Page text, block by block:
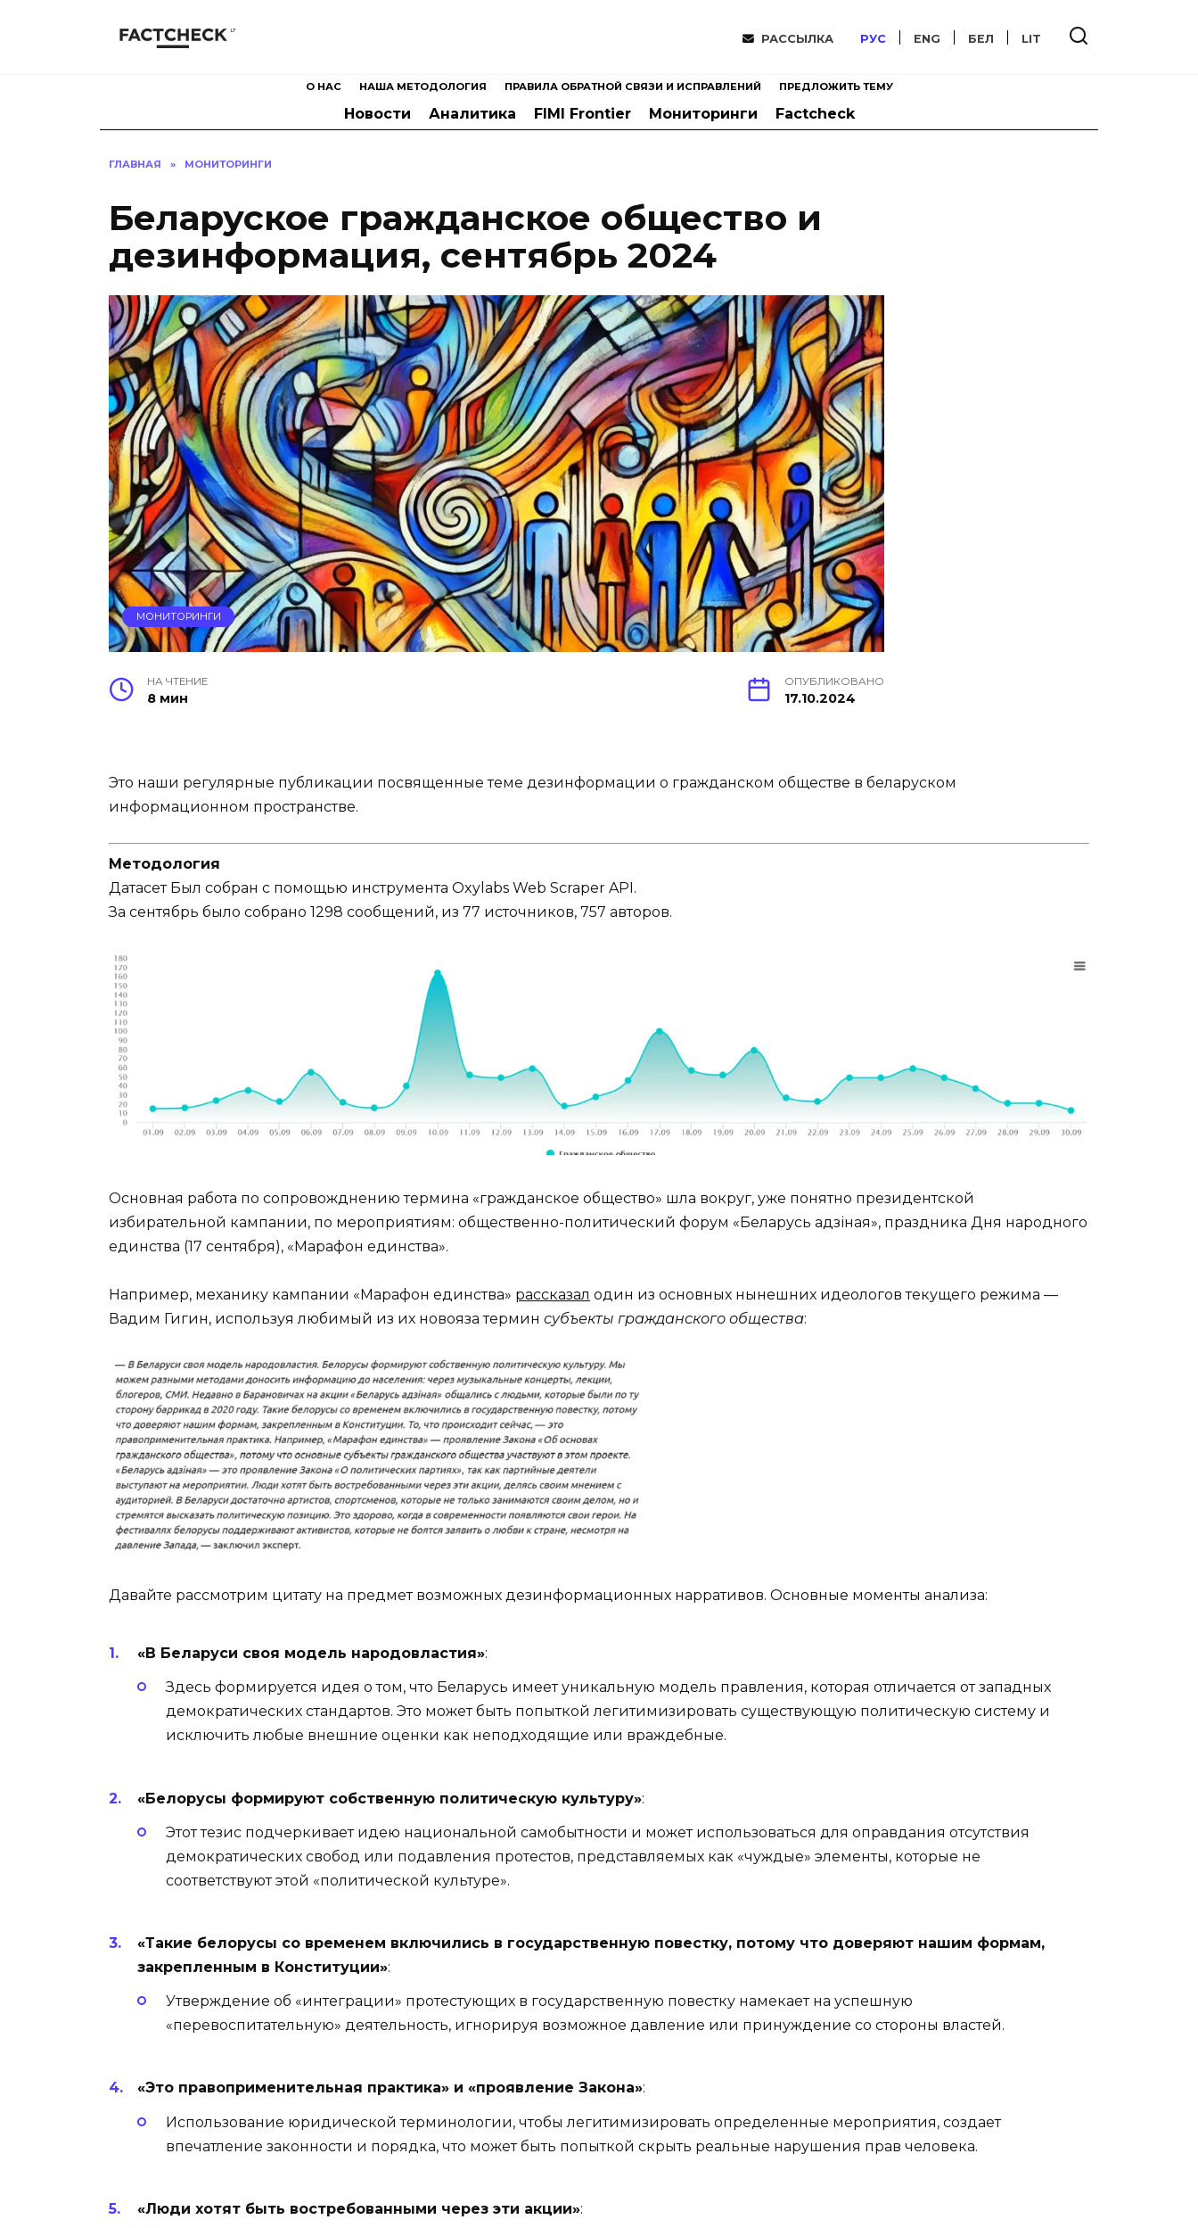
РАССЫЛКА РУС ENG БЕЛ LIT
О НАС НАША МЕТОДОЛОГИЯ ПРАВИЛА ОБРАТНОЙ СВЯЗИ И ИСПРАВЛЕНИЙ ПРЕДЛОЖИТЬ ТЕМУ
Новости Аналитика FIMI Frontier Мониторинги Factcheck
ГЛАВНАЯ » МОНИТОРИНГИ
Беларуское гражданское общество и
дезинформация, сентябрь 2024
МОНИТОРИНГИ
НА ЧТЕНИЕ
8 мин
ОПУБЛИКОВАНО
17.10.2024
Это наши регулярные публикации посвященные теме дезинформации о гражданском обществе в беларуском
информационном пространстве.
Методология
Датасет Был собран с помощью инструмента Oxylabs Web Scraper API.
За сентябрь было собрано 1298 сообщений, из 77 источников, 757 авторов.
Основная работа по сопровожднению термина «гражданское общество» шла вокруг, уже понятно президентской
избирательной кампании, по мероприятиям: общественно-политический форум «Беларусь адзіная», праздника Дня народного
единства (17 сентября), «Марафон единства».
Например, механику кампании «Марафон единства» рассказал один из основных нынешних идеологов текущего режима —
Вадим Гигин, используя любимый из их новояза термин субъекты гражданского общества:
Давайте рассмотрим цитату на предмет возможных дезинформационных нарративов. Основные моменты анализа:
«В Беларуси своя модель народовластия»:
Здесь формируется идея о том, что Беларусь имеет уникальную модель правления, которая отличается от западных
демократических стандартов. Это может быть попыткой легитимизировать существующую политическую систему и
исключить любые внешние оценки как неподходящие или враждебные.
«Белорусы формируют собственную политическую культуру»:
Этот тезис подчеркивает идею национальной самобытности и может использоваться для оправдания отсутствия
демократических свобод или подавления протестов, представляемых как «чуждые» элементы, которые не
соответствуют этой «политической культуре».
«Такие белорусы со временем включились в государственную повестку, потому что доверяют нашим формам,
закрепленным в Конституции»:
Утверждение об «интеграции» протестующих в государственную повестку намекает на успешную
«перевоспитательную» деятельность, игнорируя возможное давление или принуждение со стороны властей.
«Это правоприменительная практика» и «проявление Закона»:
Использование юридической терминологии, чтобы легитимизировать определенные мероприятия, создает
впечатление законности и порядка, что может быть попыткой скрыть реальные нарушения прав человека.
«Люди хотят быть востребованными через эти акции»: